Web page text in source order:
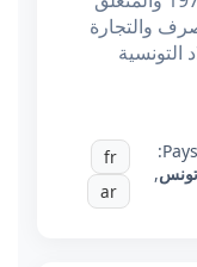
والتجارة
التونسية
Pays:
تونس,
fr
ar